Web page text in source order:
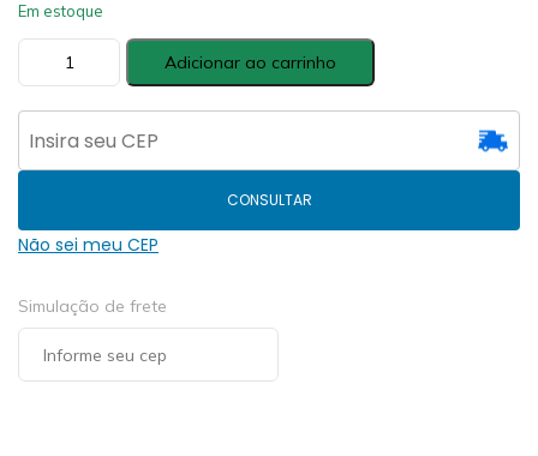
Em estoque
Aromatizador
Elétrico
de
quantidade
Adicionar ao carrinho
CONSULTAR
Não sei meu CEP
Simulação de frete